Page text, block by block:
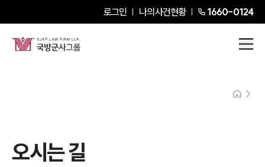
로그인 나의사건현황 1660-0124
오시는 길